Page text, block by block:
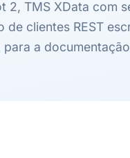
2, TMS XData com
de clientes REST
para a